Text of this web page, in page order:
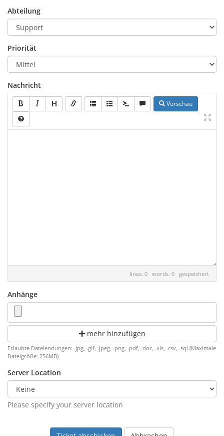
Abteilung
Priorität
Nachricht
Vorschau
lines: 0 words: 0 gespeichert
Anhänge
mehr hinzufügen
Erlaubte Dateiendungen: .jpg, .gif, .jpeg, .png, .pdf, .doc, .xls, .csv, .sql (Maximale
Dateigröße: 256MB)
Server Location
Please specify your server location